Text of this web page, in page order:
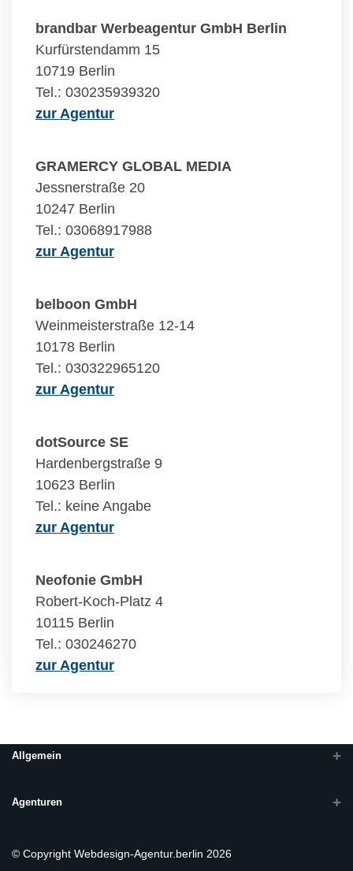
brandbar Werbeagentur GmbH Berlin
Kurfürstendamm 15
10719 Berlin
Tel.: 030235939320
zur Agentur
GRAMERCY GLOBAL MEDIA
Jessnerstraße 20
10247 Berlin
Tel.: 03068917988
zur Agentur
belboon GmbH
Weinmeisterstraße 12-14
10178 Berlin
Tel.: 030322965120
zur Agentur
dotSource SE
Hardenbergstraße 9
10623 Berlin
Tel.: keine Angabe
zur Agentur
Neofonie GmbH
Robert-Koch-Platz 4
10115 Berlin
Tel.: 030246270
zur Agentur
Allgemein
Agenturen
© Copyright Webdesign-Agentur.berlin 2026